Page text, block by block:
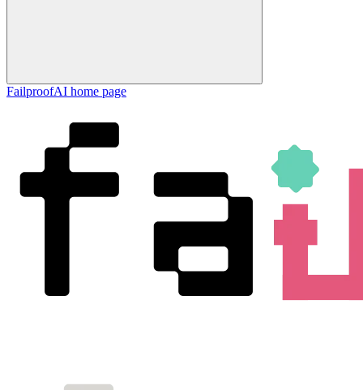
FailproofAI home page